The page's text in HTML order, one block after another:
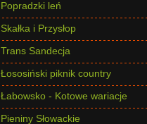
Popradzki leń
Skałka i Przysłop
Trans Sandecja
Łososiński piknik country
Łabowsko - Kotowe wariacje
Pieniny Słowackie